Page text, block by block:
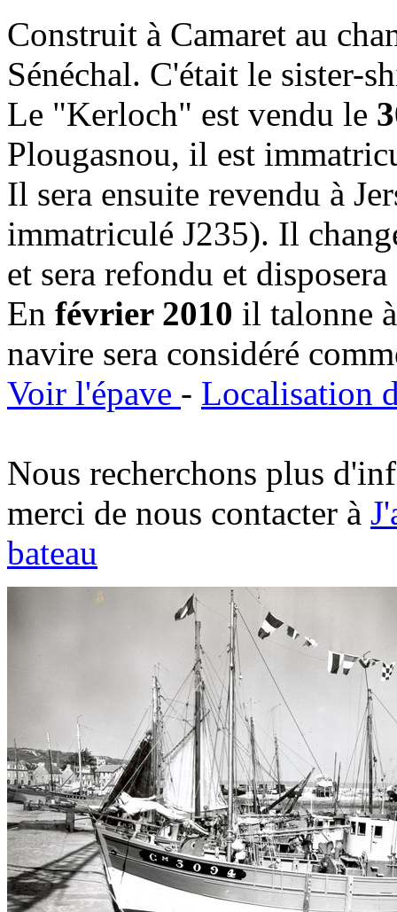
Construit à Camaret au
Sénéchal. C'était le sister-
Le "Kerloch" est vendu le
Plougasnou, il est
Il sera ensuite revendu à
immatriculé J235). Il
et sera refondu et
En février 2010 il talonne
navire sera considéré
Voir l'épave - Localisation
Nous recherchons plus
merci de nous contacter à
bateau